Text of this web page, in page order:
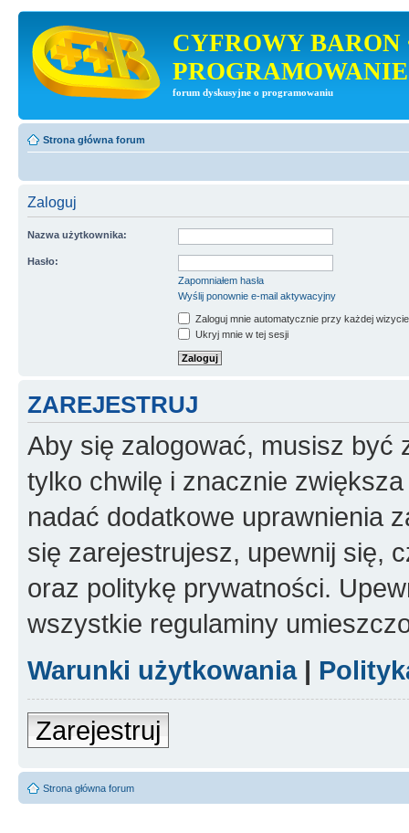
CYFROWY BARON
PROGRAMOWANIE
forum dyskusyjne o programowaniu
Strona główna forum
Zaloguj
Nazwa użytkownika:
Hasło:
Zapomniałem hasła
Wyślij ponownie e-mail aktywacyjny
Zaloguj mnie automatycznie przy każdej wizycie
Ukryj mnie w tej sesji
ZAREJESTRUJ
Aby się zalogować, musisz być
tylko chwilę i znacznie
nadać dodatkowe uprawnienia
się zarejestrujesz, upewnij się,
oraz politykę prywatności.
wszystkie regulaminy
Warunki użytkowania|
Zarejestruj
Strona główna forum